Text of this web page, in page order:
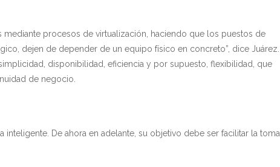
procesos de virtualización, haciendo que los puestos de
dejen de depender de un equipo físico en concreto”, dice Juárez.
disponibilidad, eficiencia y por supuesto, flexibilidad, que
de negocio.
inteligente. De ahora en adelante, su objetivo debe ser facilitar la toma